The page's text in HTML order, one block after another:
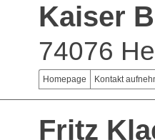
Kaiser
74076
Homepage Kontakt
Fritz